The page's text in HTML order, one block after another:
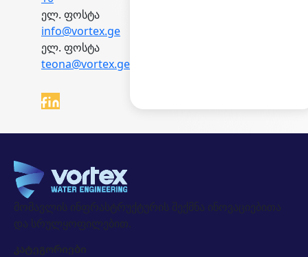
ელ. ფოსტა
info@vortex.ge
ელ. ფოსტა
teona@vortex.ge
მომავლის ინფრასტრუქტურის შექმნა ინოვაციებითა
და სრულყოფილებით.
კატეგორიები